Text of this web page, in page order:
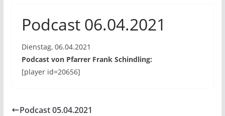
Podcast 06.04.2021
Dienstag, 06.04.2021
Podcast von Pfarrer Frank Schindling:
[player id=20656]
Podcast 05.04.2021